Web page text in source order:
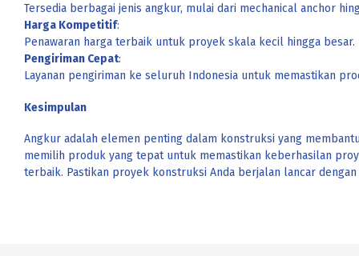
Tersedia berbagai jenis angkur, mulai dari mechanical anchor
Harga Kompetitif:
Penawaran harga terbaik untuk proyek skala kecil hingga besar.
Pengiriman Cepat:
Layanan pengiriman ke seluruh Indonesia untuk memastikan
Kesimpulan
Angkur adalah elemen penting dalam konstruksi yang
memilih produk yang tepat untuk memastikan keberhasilan
terbaik. Pastikan proyek konstruksi Anda berjalan lancar